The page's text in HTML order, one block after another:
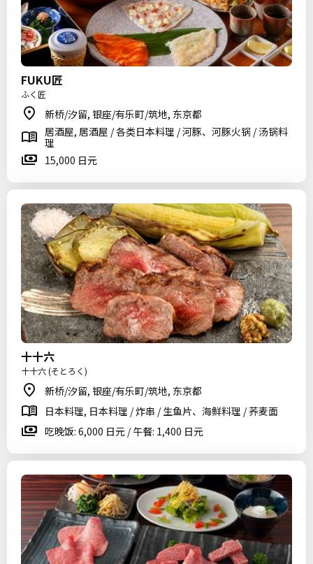
FUKU匠
ふく匠
新桥/汐留, 银座/有乐町/筑地, 东京都
居酒屋, 居酒屋 / 各类日本料理 / 河豚、河豚火锅 / 汤锅料
理
15,000 日元
十十六
十十六 (そとろく)
新桥/汐留, 银座/有乐町/筑地, 东京都
日本料理, 日本料理 / 炸串 / 生鱼片、海鲜料理 / 荞麦面
吃晚饭: 6,000 日元 / 午餐: 1,400 日元